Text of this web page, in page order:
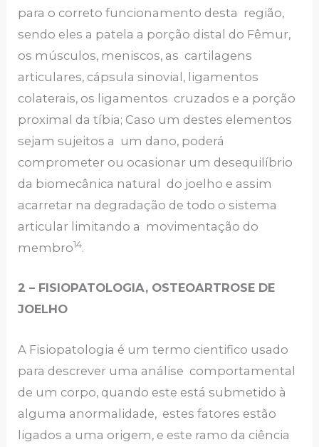
para o correto funcionamento desta região,
sendo eles a patela a porção distal do Fêmur,
os músculos, meniscos, as cartilagens
articulares, cápsula sinovial, ligamentos
colaterais, os ligamentos cruzados e a porção
proximal da tíbia; Caso um destes elementos
sejam sujeitos a um dano, poderá
comprometer ou ocasionar um desequilíbrio
da biomecânica natural do joelho e assim
acarretar na degradação de todo o sistema
articular limitando a movimentação do
membro14.
2 – FISIOPATOLOGIA, OSTEOARTROSE DE
JOELHO
A Fisiopatologia é um termo cientifico usado
para descrever uma análise comportamental
de um corpo, quando este está submetido à
alguma anormalidade, estes fatores estão
ligados a uma origem, e este ramo da ciência